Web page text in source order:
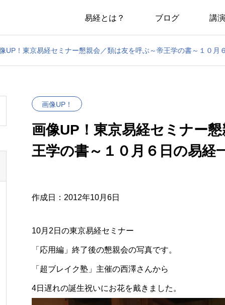
易経とは？ ブログ 講
UP！東京易経セミナー懇親会／類は友を呼ぶ～帝王学の書～１０月
画像UP！
画像UP！東京易経セミナー
王学の書～１０月６日の易経
作成日：2012年10月6日
10月2日の東京易経セミナー
「応用編」終了後の懇親会の写真です。
「超ブレイク塾」主催の西澤さんから
4日遅れの誕生祝いにお花を戴きました。